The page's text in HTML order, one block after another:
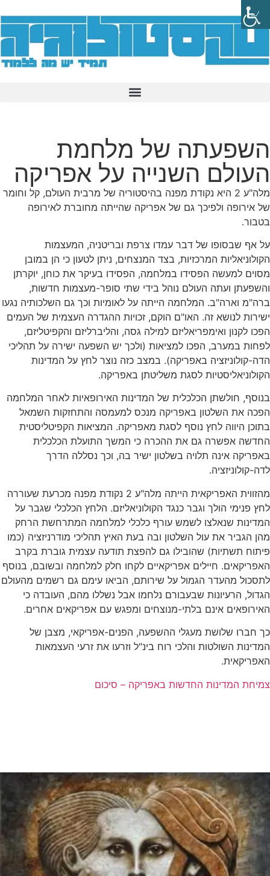
השפעתה של מלחמת
העולם השנייה על אפריקה
מלה"ע 2 היא נקודת מפנה בהיסטוריה של מרבית העולם, קל וחומר
של אירופה ולפיכך גם של אפריקה שהייתה מחוברת לאירופה
בטבור.
על אף שבסופו של דבר עמדו צרפת ובריטניה, המעצמות
הקולוניאליות המרכזיות, בצד המנצחים, ניתן לטעון כי הן במובן
מסוים למעשה הפסידו במלחמה, הפסידו בעיקר את כוחן, יוקרתן
והשפעתן ועתה העולם נוהל בידי שתי סופר-מעצמות חדשות,
ברה"מ וארה"ב. המלחמה הייתה על לאומיות וכך גם השלכותיה נגעו
ישירות לנושא זה. האו"ם הוקם, זכויות ההגדרה העצמית של העמים
הפכו לקנון ואימפריאליזם למילה גסה, והליברליזם והקפיטליזם,
לפחות במערב, הפכו למציאות (ולכך יש השפעה ישירה על תהליכי
הדה-קולוניזציה באפריקה). במצב כזה נוצר לחץ על המדינות
הקולוניאליסטיות לסגת משליטתן באפריקה.
בנוסף, חולשתן הכלכלית של המדינות האירופאיות לאחר המלחמה
הפכה את השלטון באפריקה מנכס למעמסה והתחזקות השמאל
בתוכן היווה לחץ נוסף לסגת מאפריקה. המציאות הקפיטליסטית
החדשה אפשרה גם את ההכרה כי המשך התועלת הכלכלית
באפריקה אינה תלויה בשלטון ישיר בה, וכך נסללה הדרך
לדה-קולוניזציה.
מהזווית האפריקאית הייתה מלה"ע 2 נקודת מפנה מכרעת שעוררה
לחץ פנימי הולך וגבר כנגד הקולוניאליזם. הלחץ הכלכלי שגבר על
המדינות שנאלצו לשמש עורף כלכלי למלחמה המתרחשת הרחק
מהן הגביר את עול השלטון ובה בעת האיץ תהליכי מודרניזציה (כמו
פיתוח תשתיות) שהובילו גם להפצת תודעה עצמית גוברת בקרב
האפריקאים. חיילים אפריקאיים לקחו חלק למלחמה ובשובם, בנוסף
לתסכול מהעדר הגמול על שירותם, הביאו עימם גם רשמים מהעולם
הגדול, הרעיונות שבעבורם נלחמו אבל נשללו מהם, העובדה כי
האירופאים אינם בלתי-מנוצחים ומפגש עם אפריקאים אחרים.
כך חברו שלושת מעגלי ההשפעה, הפנים-אפריקאי, מצבן של
המדינות השולטות והלכי רוח בינ"ל וזרעו את זרעי העצמאות
האפריקאית.
צמיחת המדינות החדשות באפריקה – סיכום